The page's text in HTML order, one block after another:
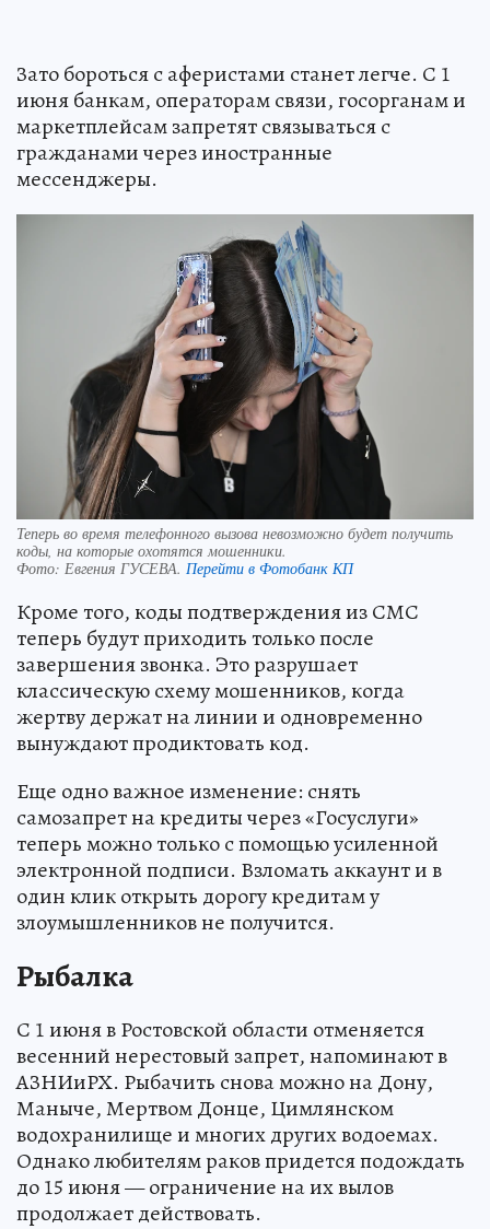
Зато бороться с аферистами станет легче. С 1
июня банкам, операторам связи, госорганам и
маркетплейсам запретят связываться с
гражданами через иностранные
мессенджеры.
Теперь во время телефонного вызова невозможно будет получить
коды, на которые охотятся мошенники.
Фото: Евгения ГУСЕВА. Перейти в Фотобанк КП
Кроме того, коды подтверждения из СМС
теперь будут приходить только после
завершения звонка. Это разрушает
классическую схему мошенников, когда
жертву держат на линии и одновременно
вынуждают продиктовать код.
Еще одно важное изменение: снять
самозапрет на кредиты через «Госуслуги»
теперь можно только с помощью усиленной
электронной подписи. Взломать аккаунт и в
один клик открыть дорогу кредитам у
злоумышленников не получится.
Рыбалка
С 1 июня в Ростовской области отменяется
весенний нерестовый запрет, напоминают в
АЗНИиРХ. Рыбачить снова можно на Дону,
Маныче, Мертвом Донце, Цимлянском
водохранилище и многих других водоемах.
Однако любителям раков придется подождать
до 15 июня — ограничение на их вылов
продолжает действовать.